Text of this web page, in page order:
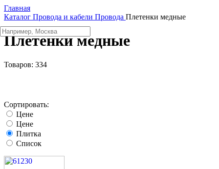
Главная
Каталог Провода и кабели Провода Плетенки медные
Плетенки медные
Товаров: 334
Сортировать:
Цене
Цене
Плитка
Список